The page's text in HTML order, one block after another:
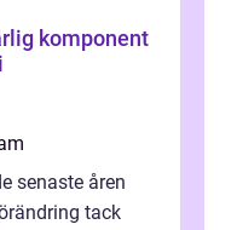
komponent
senaste åren
tack